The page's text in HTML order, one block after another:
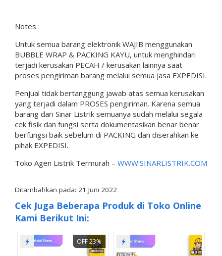
Notes :
Untuk semua barang elektronik WAJIB menggunakan
BUBBLE WRAP & PACKING KAYU, untuk menghindari
terjadi kerusakan PECAH / kerusakan lainnya saat
proses pengiriman barang melalui semua jasa EXPEDISI.
Penjual tidak bertanggung jawab atas semua kerusakan
yang terjadi dalam PROSES pengiriman. Karena semua
barang dari Sinar Listrik semuanya sudah melalui segala
cek fisik dan fungsi serta dokumentasikan benar benar
berfungsi baik sebelum di PACKING dan diserahkan ke
pihak EXPEDISI.
Toko Agen Listrik Termurah – WWW.SINARLISTRIK.COM
Ditambahkan pada: 21 Juni 2022
Cek Juga Beberapa Produk di Toko Online
Kami Berikut Ini:
OFF 23%